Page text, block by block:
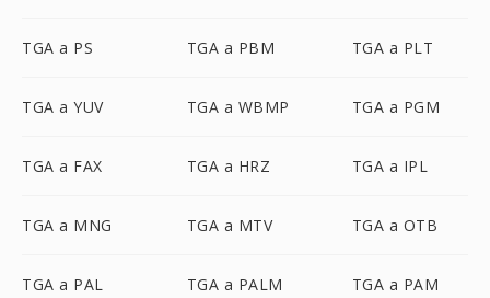
TGA a PS TGA a PBM TGA a PLT
TGA a YUV TGA a WBMP TGA a PGM
TGA a FAX TGA a HRZ TGA a IPL
TGA a MNG TGA a MTV TGA a OTB
TGA a PAL TGA a PALM TGA a PAM